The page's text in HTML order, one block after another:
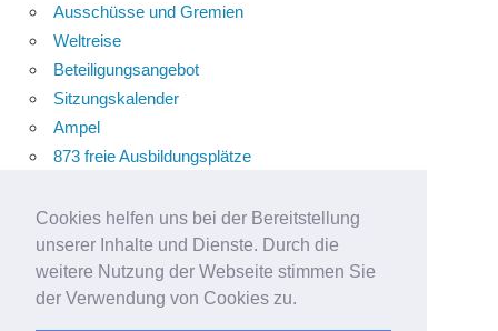
Cookies helfen uns bei der Bereitstellung
unserer Inhalte und Dienste. Durch die
weitere Nutzung der Webseite stimmen Sie
der Verwendung von Cookies zu.
Ausschüsse und Gremien
Weltreise
Beteiligungsangebot
Sitzungskalender
Ampel
873 freie Ausbildungsplätze
Aktuelle Verkehrsmeldungen
Terracliff
Wärmeplanung
Demokratie-Tag 2026